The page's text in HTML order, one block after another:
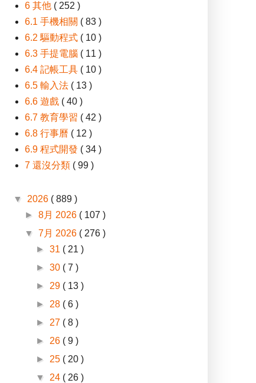
6 其他 ( 252 )
6.1 手機相關 ( 83 )
6.2 驅動程式 ( 10 )
6.3 手提電腦 ( 11 )
6.4 記帳工具 ( 10 )
6.5 輸入法 ( 13 )
6.6 遊戲 ( 40 )
6.7 教育學習 ( 42 )
6.8 行事曆 ( 12 )
6.9 程式開發 ( 34 )
7 還沒分類 ( 99 )
▼ 2026 ( 889 )
►8月 2026 ( 107 )
▼7月 2026 ( 276 )
►31 ( 21 )
►30 ( 7 )
► 29 ( 13 )
► 28 ( 6 )
► 27 ( 8 )
► 26 ( 9 )
► 25 ( 20 )
▼ 24 ( 26 )